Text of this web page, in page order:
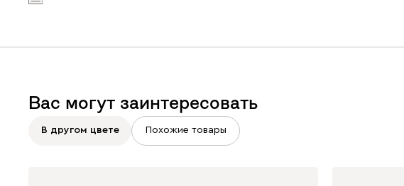
Вас могут заинтересовать
В другом цвете Похожие товары